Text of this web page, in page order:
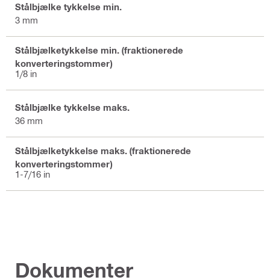
Stålbjælke tykkelse min.
3 mm
Stålbjælketykkelse min. (fraktionerede
konverteringstommer)
1/8 in
Stålbjælke tykkelse maks.
36 mm
Stålbjælketykkelse maks. (fraktionerede
konverteringstommer)
1-7/16 in
Dokumenter